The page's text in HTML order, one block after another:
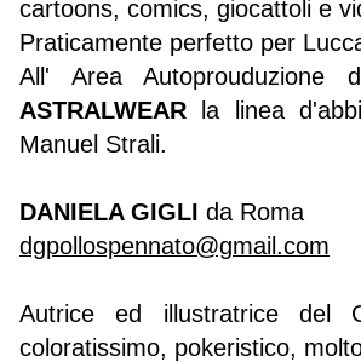
cartoons, comics, giocattoli e
Praticamente perfetto per
All' Area Autoprouduzione
ASTRALWEAR la linea
Manuel Strali.
DANIELA GIGLI da Roma
dgpollospennato@gmail.com
Autrice ed illustratrice del
coloratissimo, pokeristico,